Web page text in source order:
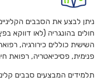
ניתן לבצע את הסבבים
חולים בהונגריה (לאו דווקא
השישית כוללים כירורגיה,
פנימית, פסיכיאטריה, רפואת
תלמידים המבצעים סבבים